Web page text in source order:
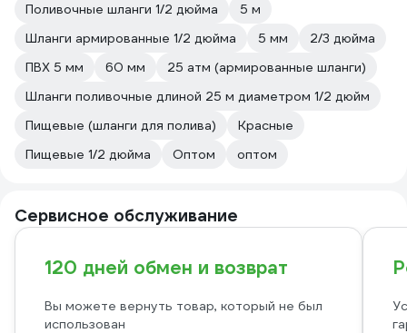
Поливочные шланги 1/2 дюйма
5 м
Шланги армированные 1/2 дюйма
5 мм
2/3 дюйма
ПВХ 5 мм
60 мм
25 атм (армированные шланги)
Шланги поливочные длиной 25 м диаметром 1/2 дюйм
Пищевые (шланги для полива)
Красные
Пищевые 1/2 дюйма
Оптом оптом
Сервисное обслуживание
120 дней обмен и возврат
Вы можете вернуть товар, который не был
использован